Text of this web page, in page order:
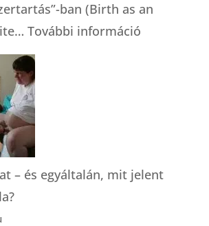
ban (Birth as an
További információ:
Floyd)
– és egyáltalán, mit jelent